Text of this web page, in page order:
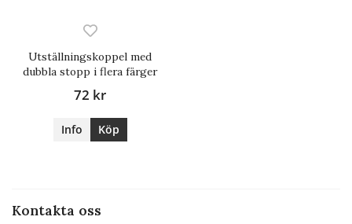
Utställningskoppel med
dubbla stopp i flera färger
72 kr
Info Köp
Kontakta oss